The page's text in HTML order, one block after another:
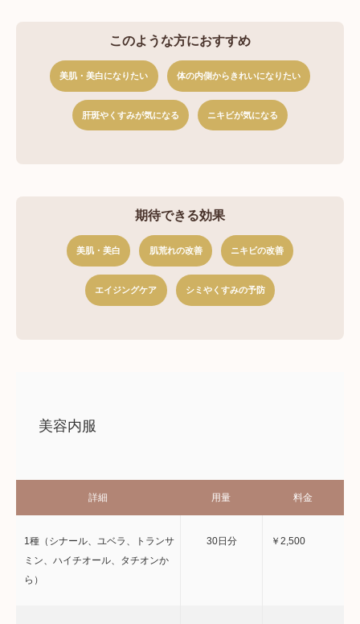
このような方におすすめ
美肌・美白になりたい 体の内側からきれいになりたい
肝斑やくすみが気になる ニキビが気になる
期待できる効果
美肌・美白 肌荒れの改善 ニキビの改善
エイジングケア シミやくすみの予防
美容内服
詳細 用量 料金
1種（シナール、ユベラ、トランサ
ミン、ハイチオール、タチオンか
ら）
30日分 ￥2,500